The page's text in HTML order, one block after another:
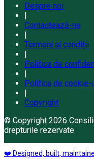
Despre noi
|
Contactează-ne
|
Termeni și condiții
|
Politica de
|
Politica de cookie-
|
Copyright
© Copyright 2026
drepturile rezervate
❤️ Designed, built,